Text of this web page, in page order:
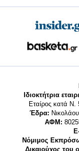
Ιδιοκτήτρια
Εταίρος κατά
Έδρα:
ΑΦΜ:
Νόμιμος
Δικαιούχος του